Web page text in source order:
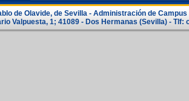
de Olavide, de Sevilla - Administración de Campus
Valpuesta, 1; 41089 - Dos Hermanas (Sevilla) - Tlf: